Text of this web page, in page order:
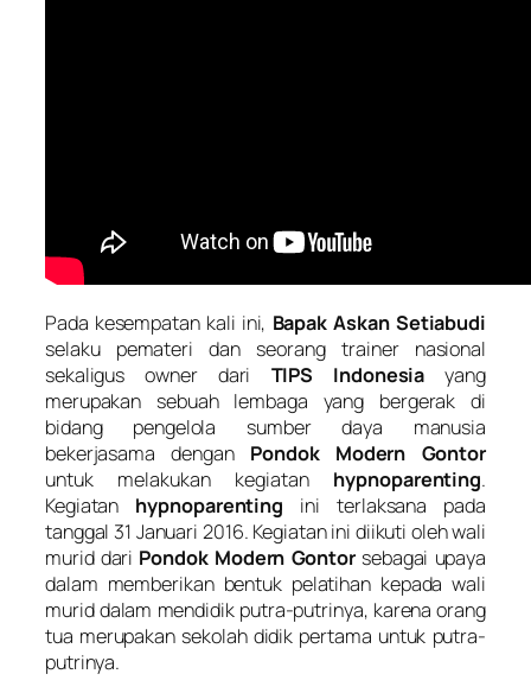
Pada kesempatan kali ini, Bapak Askan Setiabudi
selaku pemateri dan seorang trainer nasional
sekaligus owner dari TIPS Indonesia yang
merupakan sebuah lembaga yang bergerak di
bidang pengelola sumber daya manusia
bekerjasama dengan Pondok Modern Gontor
untuk melakukan kegiatan hypnoparenting.
Kegiatan hypnoparenting ini terlaksana pada
tanggal 31 Januari 2016. Kegiatan ini diikuti oleh wali
murid dari Pondok Modern Gontorsebagai upaya
dalam memberikan bentuk pelatihan kepada wali
murid dalam mendidik putra-putrinya, karena orang
tua merupakan sekolah didik pertama untuk putra-
putrinya.